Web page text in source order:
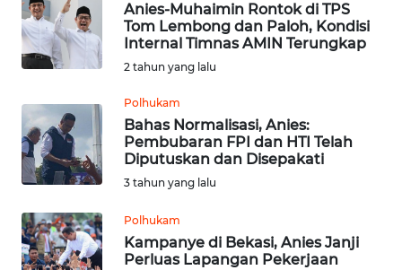
Anies-Muhaimin Rontok di TPS
Tom Lembong dan Paloh, Kondisi
Internal Timnas AMIN Terungkap
2 tahun yang lalu
Polhukam
Bahas Normalisasi, Anies:
Pembubaran FPI dan HTI Telah
Diputuskan dan Disepakati
3 tahun yang lalu
Polhukam
Kampanye di Bekasi, Anies Janji
Perluas Lapangan Pekerjaan
WN
SULTENG
WN
BABEL
WN
SUMBAR